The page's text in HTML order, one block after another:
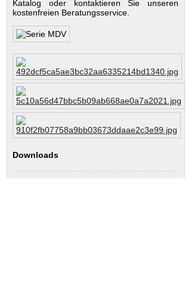
Katalog oder kontaktieren Sie unseren
kostenfreien Beratungsservice.
Downloads